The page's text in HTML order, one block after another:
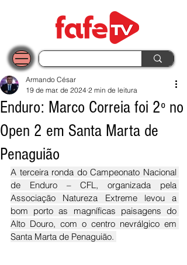
Enduro: Marco Correia foi 2º no
Open 2 em Santa Marta de
Penaguião
Armando César
19 de mar. de 2024 2 min de leitura
A terceira ronda do Campeonato Nacional
de Enduro – CFL, organizada pela
Associação Natureza Extreme levou a
bom porto as magníficas paisagens do
Alto Douro, com o centro nevrálgico em
Santa Marta de Penaguião.